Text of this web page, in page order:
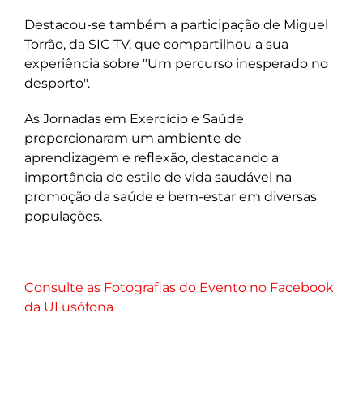
Destacou-se também a participação de Miguel
Torrão, da SIC TV, que compartilhou a sua
experiência sobre "Um percurso inesperado no
desporto".
As Jornadas em Exercício e Saúde
proporcionaram um ambiente de
aprendizagem e reflexão, destacando a
importância do estilo de vida saudável na
promoção da saúde e bem-estar em diversas
populações.
Consulte as Fotografias do Evento no Facebook
da ULusófona